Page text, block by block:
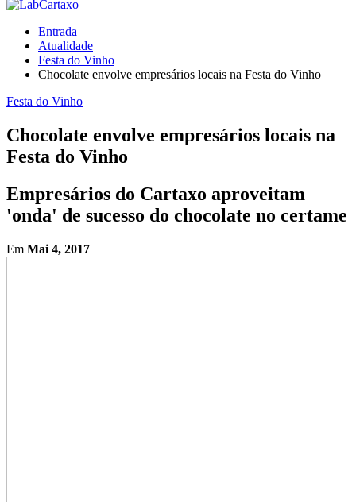
Entrada
Atualidade
Festa do Vinho
Chocolate envolve empresários locais na Festa do Vinho
Festa do Vinho
Chocolate envolve empresários locais na
Festa do Vinho
Empresários do Cartaxo aproveitam
'onda' de sucesso do chocolate no certame
Em Mai 4, 2017